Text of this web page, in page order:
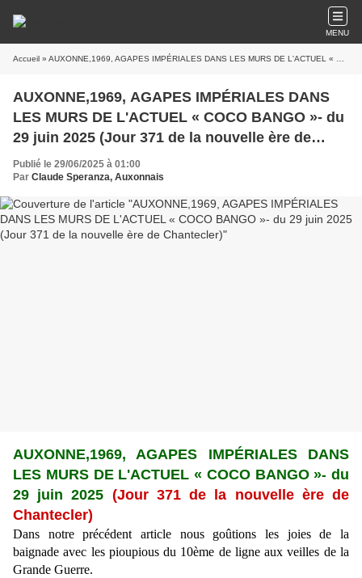
MENU
Accueil » AUXONNE,1969, AGAPES IMPÉRIALES DANS LES MURS DE L'ACTUEL « COCO BANGO »- du 29 juin 2025 (Jour 371 de la nouvelle ère de Chantecler)
AUXONNE,1969, AGAPES IMPÉRIALES DANS
LES MURS DE L'ACTUEL « COCO BANGO »- du
29 juin 2025 (Jour 371 de la nouvelle ère de
Chantecler)
Publié le 29/06/2025 à 01:00
Par Claude Speranza, Auxonnais
AUXONNE,1969,AGAPES IMPÉRIALES DANS
LES MURS DE L'ACTUEL « COCO BANGO »- du
29 juin 2025 (Jour 371 de la nouvelle ère de
Chantecler)
Dans notre précédent article nous goûtions les joies de la
baignade avec les pioupious du 10ème de ligne aux veilles de la
Grande Guerre.